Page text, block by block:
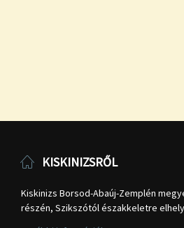
KISKINIZSRŐL
Kiskinizs Borsod-Abaúj-Zemplén
részén, Szikszótól északkeletre